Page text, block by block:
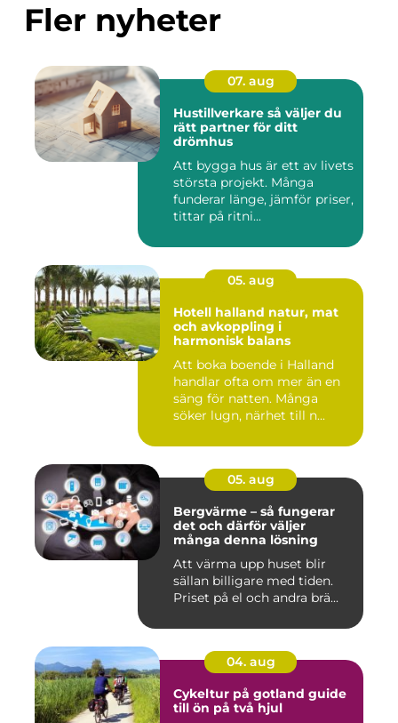
Fler nyheter
07. aug
Hustillverkare så väljer du
rätt partner för ditt
drömhus
Att bygga hus är ett av livets
största projekt. Många
funderar länge, jämför priser,
tittar på ritni...
05. aug
Hotell halland natur, mat
och avkoppling i
harmonisk balans
Att boka boende i Halland
handlar ofta om mer än en
säng för natten. Många
söker lugn, närhet till n...
05. aug
Bergvärme – så fungerar
det och därför väljer
många denna lösning
Att värma upp huset blir
sällan billigare med tiden.
Priset på el och andra brä...
04. aug
Cykeltur på gotland guide
till ön på två hjul